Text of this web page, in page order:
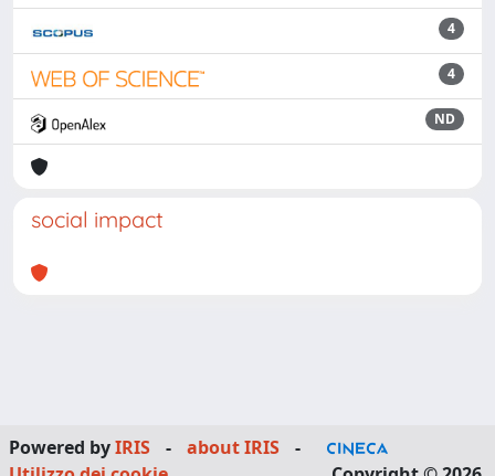
4
4
ND
social impact
Powered byIRIS - about IRIS
-